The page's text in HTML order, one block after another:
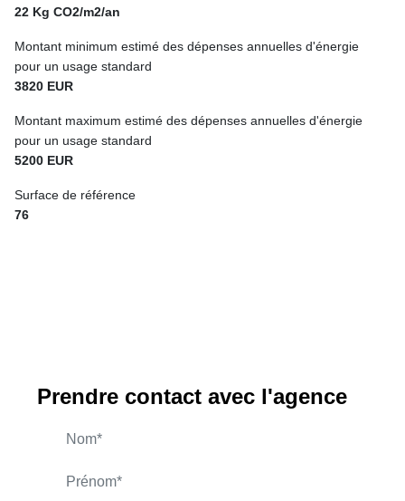
22 Kg CO2/m2/an
Montant minimum estimé des dépenses annuelles d'énergie
pour un usage standard
3820 EUR
Montant maximum estimé des dépenses annuelles d'énergie
pour un usage standard
5200 EUR
Surface de référence
76
Prendre contact avec l'agence